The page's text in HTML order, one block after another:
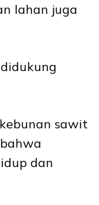
lahan juga
sawit
dan